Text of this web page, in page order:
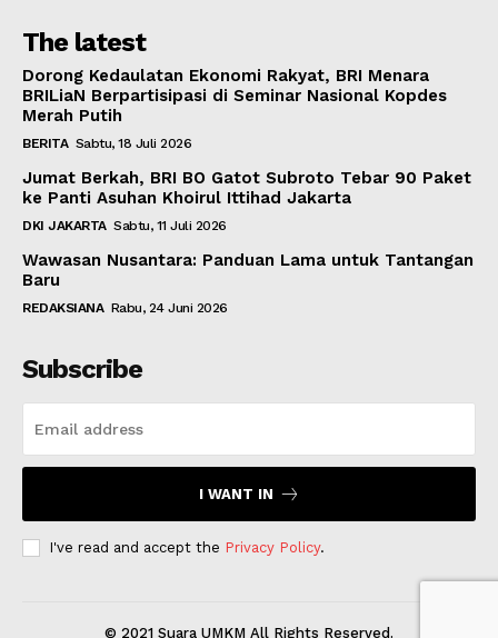
The latest
Dorong Kedaulatan Ekonomi Rakyat, BRI Menara
BRILiaN Berpartisipasi di Seminar Nasional Kopdes
Merah Putih
BERITA Sabtu, 18 Juli 2026
Jumat Berkah, BRI BO Gatot Subroto Tebar 90 Paket
ke Panti Asuhan Khoirul Ittihad Jakarta
DKI JAKARTA Sabtu, 11 Juli 2026
Wawasan Nusantara: Panduan Lama untuk Tantangan
Baru
REDAKSIANA Rabu, 24 Juni 2026
Subscribe
I WANT IN
I've read and accept the Privacy Policy.
© 2021 Suara UMKM All Rights Reserved.